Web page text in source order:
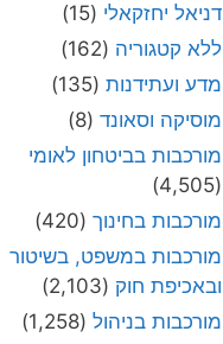
דניאל יחזקאלי (15)
ללא קטגוריה (162)
מדע ועתידנות (135)
מוסיקה וסאונד (8)
מורכבות בביטחון לאומי
(4,505)
מורכבות בחינוך (420)
מורכבות במשפט, בשיטור
ובאכיפת חוק (2,103)
מורכבות בניהול (1,258)